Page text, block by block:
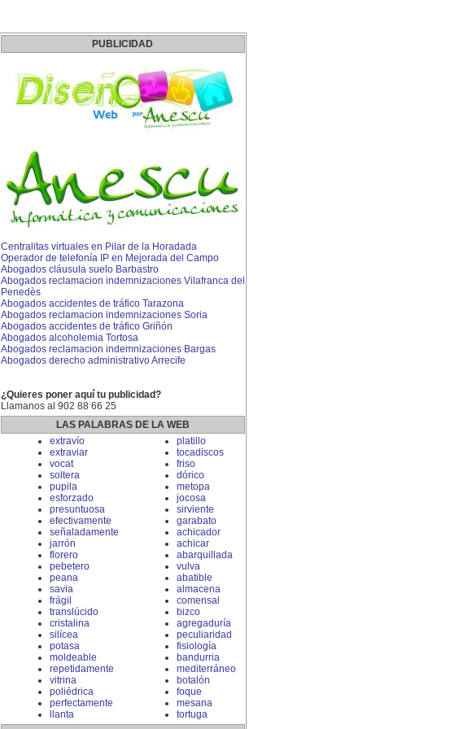
PUBLICIDAD
Centralitas virtuales en Pilar de la Horadada
Operador de telefonía IP en Mejorada del Campo
Abogados cláusula suelo Barbastro
Abogados reclamacion indemnizaciones Vilafranca del
Penedès
Abogados accidentes de tráfico Tarazona
Abogados reclamacion indemnizaciones Soria
Abogados accidentes de tráfico Griñón
Abogados alcoholemia Tortosa
Abogados reclamacion indemnizaciones Bargas
Abogados derecho administrativo Arrecife
¿Quieres poner aquí tu publicidad?
Llamanos al 902 88 66 25
LAS PALABRAS DE LA WEB
extravío
extraviar
vocat
soltera
pupila
esforzado
presuntuosa
efectivamente
señaladamente
jarrón
florero
pebetero
peana
savia
frágil
translúcido
cristalina
silícea
potasa
moldeable
repetidamente
vitrina
poliédrica
perfectamente
llanta
platillo
tocadiscos
friso
dórico
metopa
jocosa
sirviente
garabato
achicador
achicar
abarquillada
vulva
abatible
almacena
comensal
bizco
agregaduría
peculiaridad
fisiología
bandurria
mediterráneo
botalón
foque
mesana
tortuga